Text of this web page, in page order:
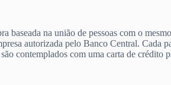
baseada na união de pessoas com o
autorizada pelo Banco Central. Cada
contemplados com uma carta de crédito